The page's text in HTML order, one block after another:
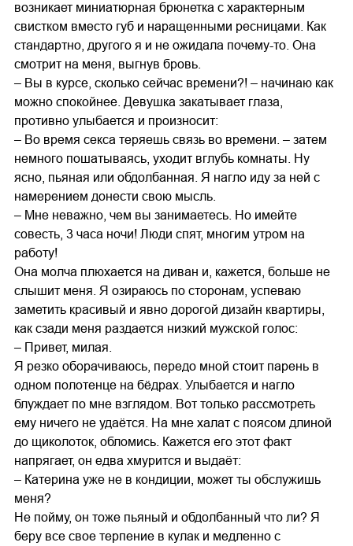
возникает миниатюрная брюнетка с характерным
свистком вместо губ и наращенными ресницами. Как
стандартно, другого я и не ожидала почему-то. Она
смотрит на меня, выгнув бровь.
– Вы в курсе, сколько сейчас времени?! – начинаю как
можно спокойнее. Девушка закатывает глаза,
противно улыбается и произносит:
– Во время секса теряешь связь во времени. – затем
немного пошатываясь, уходит вглубь комнаты. Ну
ясно, пьяная или обдолбанная. Я нагло иду за ней с
намерением донести свою мысль.
– Мне неважно, чем вы занимаетесь. Но имейте
совесть, 3 часа ночи! Люди спят, многим утром на
работу!
Она молча плюхается на диван и, кажется, больше не
слышит меня. Я озираюсь по сторонам, успеваю
заметить красивый и явно дорогой дизайн квартиры,
как сзади меня раздается низкий мужской голос:
– Привет, милая.
Я резко оборачиваюсь, передо мной стоит парень в
одном полотенце на бёдрах. Улыбается и нагло
блуждает по мне взглядом. Вот только рассмотреть
ему ничего не удаётся. На мне халат с поясом длиной
до щиколоток, обломись. Кажется его этот факт
напрягает, он едва хмурится и выдаёт:
– Катерина уже не в кондиции, может ты обслужишь
меня?
Не пойму, он тоже пьяный и обдолбанный что ли? Я
беру все свое терпение в кулак и медленно с